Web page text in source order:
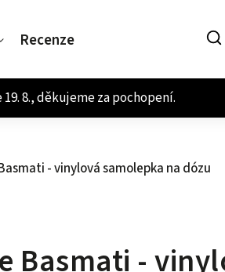
Recenze
- vinylová samolepka na dózu
Basmati -